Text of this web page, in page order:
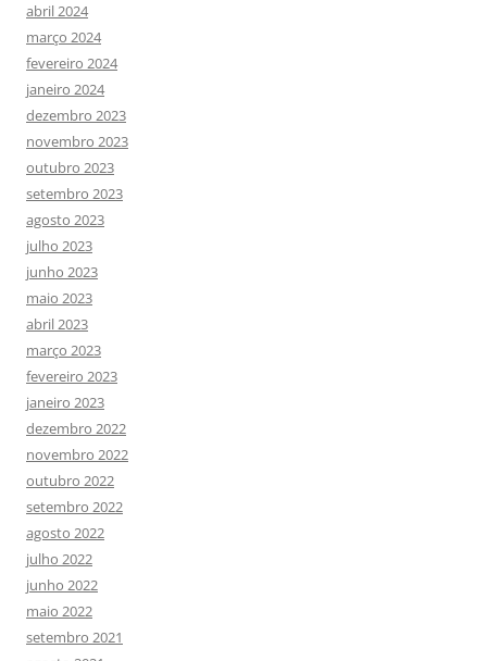
abril 2024
março 2024
fevereiro 2024
janeiro 2024
dezembro 2023
novembro 2023
outubro 2023
setembro 2023
agosto 2023
julho 2023
junho 2023
maio 2023
abril 2023
março 2023
fevereiro 2023
janeiro 2023
dezembro 2022
novembro 2022
outubro 2022
setembro 2022
agosto 2022
julho 2022
junho 2022
maio 2022
setembro 2021